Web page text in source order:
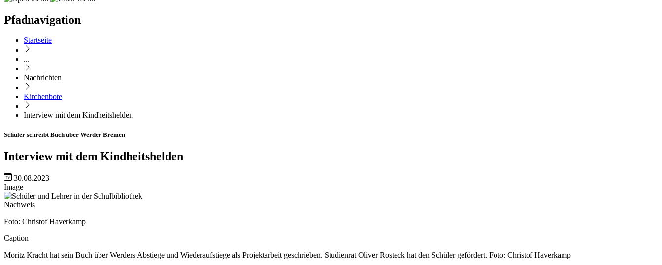
Pfadnavigation
Startseite
...
Nachrichten
Kirchenbote
Interview mit dem Kindheitshelden
Schüler schreibt Buch über Werder Bremen
Interview mit dem Kindheitshelden
30.08.2023
Image
Nachweis
Foto: Christof Haverkamp
Caption
Moritz Kracht hat sein Buch über Werders Abstiege und Wiederaufstiege als Projektarbeit geschrieben. Studienrat Oliver Rosteck hat den Schüler gefördert. Foto: Christof Haverkamp